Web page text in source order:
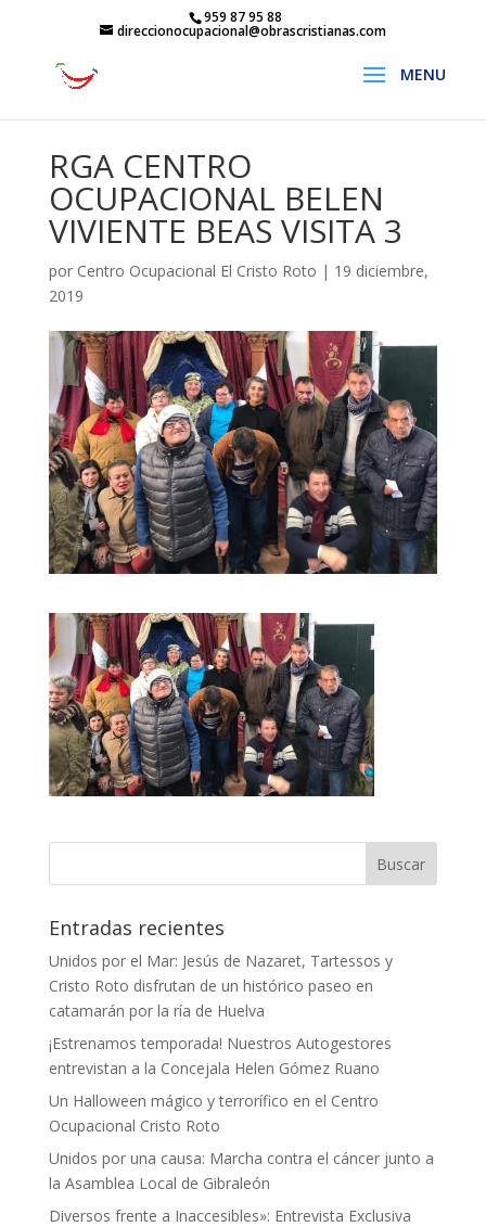
959 87 95 88
direccionocupacional@obrascristianas.com
RGA CENTRO
OCUPACIONAL BELEN
VIVIENTE BEAS VISITA 3
por Centro Ocupacional El Cristo Roto | 19 diciembre,
2019
Entradas recientes
Unidos por el Mar: Jesús de Nazaret, Tartessos y
Cristo Roto disfrutan de un histórico paseo en
catamarán por la ría de Huelva
¡Estrenamos temporada! Nuestros Autogestores
entrevistan a la Concejala Helen Gómez Ruano
Un Halloween mágico y terrorífico en el Centro
Ocupacional Cristo Roto
Unidos por una causa: Marcha contra el cáncer junto a
la Asamblea Local de Gibraleón
Diversos frente a Inaccesibles»: Entrevista Exclusiva